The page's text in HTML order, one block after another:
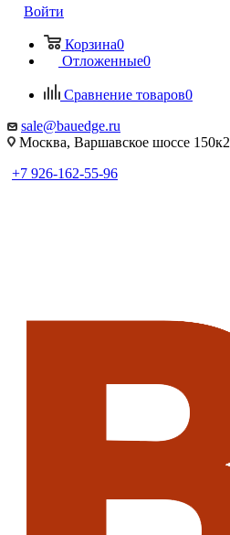
Войти
Корзина0
Отложенные0
Сравнение товаров0
sale@bauedge.ru
Москва, Варшавское шоссе 150к2
+7 926-162-55-96